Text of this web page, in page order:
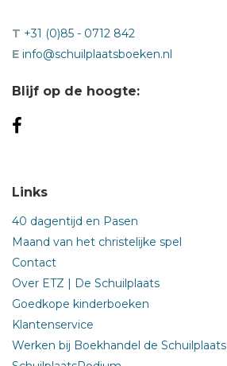
T +31 (0)85 - 0712 842
E info@schuilplaatsboeken.nl
Blijf op de hoogte:
Links
40 dagentijd en Pasen
Maand van het christelijke spel
Contact
Over ETZ | De Schuilplaats
Goedkope kinderboeken
Klantenservice
Werken bij Boekhandel de Schuilplaats